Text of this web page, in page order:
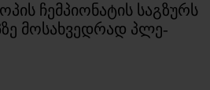
ჩემპიონატის საგზურს
მოსახვედრად პლე-